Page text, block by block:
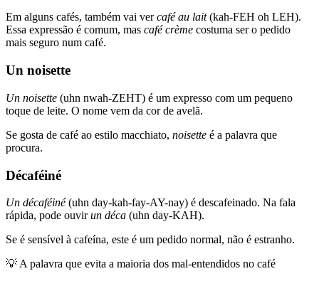
Em alguns cafés, também vai vercafé au lait(kah-FEH oh LEH).
Essa expressão é comum, mas café crème costuma ser o pedido
mais seguro num café.
Un noisette
Un noisette (uhn nwah-ZEHT) é um expresso com um pequeno
toque de leite. O nome vem da cor de avelã.
Se gosta de café ao estilo macchiato, noisette é a palavra que
procura.
Décaféiné
Un décaféiné(uhn day-kah-fay-AY-nay) é descafeinado. Na fala
rápida, pode ouvirun déca (uhn day-KAH).
Se é sensível à cafeína, este é um pedido normal, não é estranho.
💡 A palavra que evita a maioria dos mal-entendidos no café